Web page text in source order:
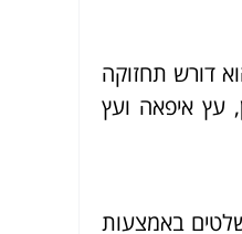
דורש תחזוקה
עץ איפאה ועץ
באמצעות